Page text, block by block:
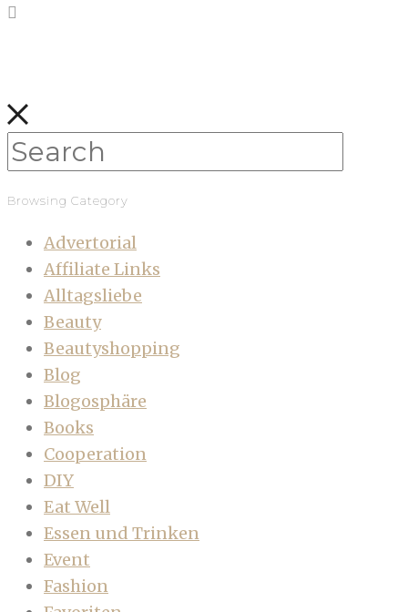
Browsing Category
Advertorial
Affiliate Links
Alltagsliebe
Beauty
Beautyshopping
Blog
Blogosphäre
Books
Cooperation
DIY
Eat Well
Essen und Trinken
Event
Fashion